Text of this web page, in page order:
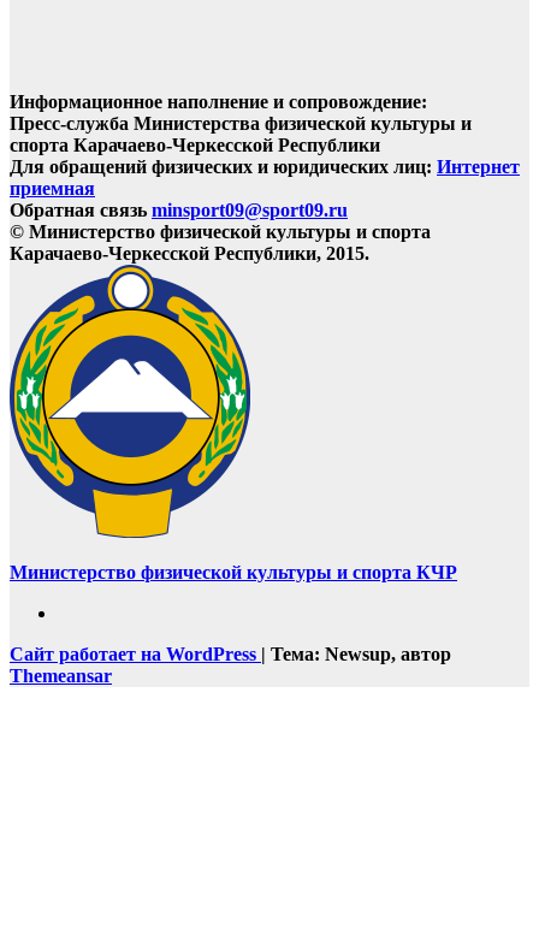
Информационное наполнение и сопровождение:
Пресс-служба Министерства физической культуры и
спорта Карачаево-Черкесской Республики
Для обращений физических и юридических лиц: Интернет
приемная
Обратная связь minsport09@sport09.ru
© Министерство физической культуры и спорта
Карачаево-Черкесской Республики, 2015.
Министерство физической культуры и спорта КЧР
Сайт работает на WordPress | Тема: Newsup, автор
Themeansar